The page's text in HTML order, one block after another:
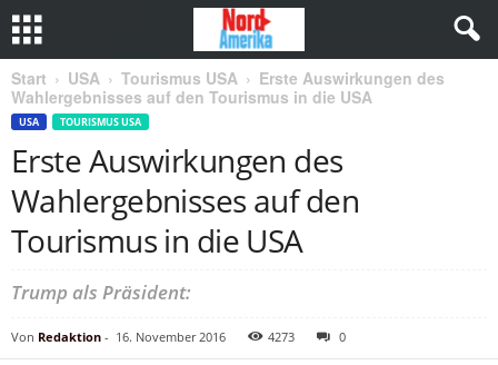
Start USA Tourismus USA
Erste Auswirkungen des
Wahlergebnisses auf den Tourismus in die USA
USA TOURISMUS USA
Erste Auswirkungen des
Wahlergebnisses auf den
Tourismus in die USA
Trump als Präsident:
Von Redaktion - 16. November 2016 4273 0